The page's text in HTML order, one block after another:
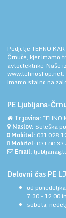
Podjetje TEHNO
Črnuče, kjer imamo
avtoelektrike. Naše
www.tehnoshop.net.
imamo stalno na
PE Ljubljana-
Trgovina: TEHNO
Naslov: Soteška
Mobitel: 031 028
Mobitel: 031 00 33
Email:
Delovni čas PE
od
7:30 - 12:00
sobota,